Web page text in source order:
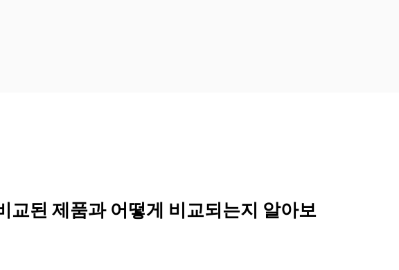
비교된 제품과 어떻게 비교되는지 알아보